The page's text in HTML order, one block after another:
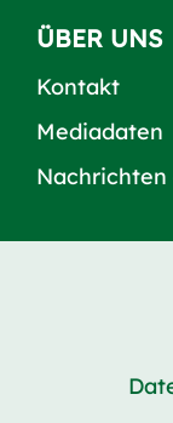
ÜBER UNS
Kontakt
Mediadaten
Nachrichten